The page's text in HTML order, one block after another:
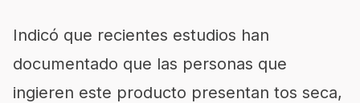
Indicó que recientes estudios han
documentado que las personas que
ingieren este producto presentan tos seca,